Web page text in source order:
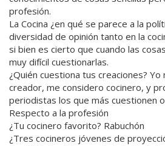
profesión.
La Cocina ¿en qué se parece a la
diversidad de opinión tanto en la
si bien es cierto que cuando las
muy difícil cuestionarlas.
¿Quién cuestiona tus creaciones?
creador, me considero cocinero, y
periodistas los que más cuestionen
Respecto a la profesión
¿Tu cocinero favorito? Rabuchón
¿Tres cocineros jóvenes de